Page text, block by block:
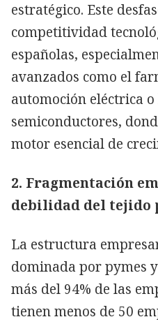
estratégico. Este
competitividad
españolas,
avanzados como el
automoción eléctrica
semiconductores,
motor esencial de
2. Fragmentación
debilidad del tejido
La estructura
dominada por pymes
más del 94% de las
tienen menos de 50